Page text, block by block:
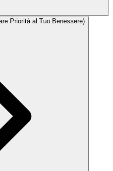
Priorità al Tuo Benessere)